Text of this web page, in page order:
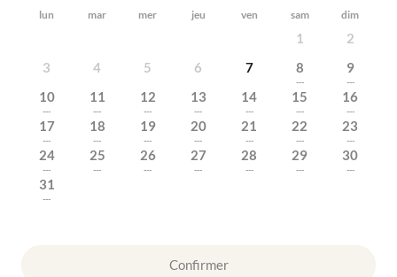
lun mar mer jeu ven sam dim
1
2
3
4 5 6 7 8
---
9
---
10
---
11
---
12
---
13
---
14
---
15
---
16
---
17
---
18
---
19
---
20
---
21
---
22
---
23
---
24
---
25
---
26
---
27
---
28
---
29
---
30
---
31
---
Confirmer